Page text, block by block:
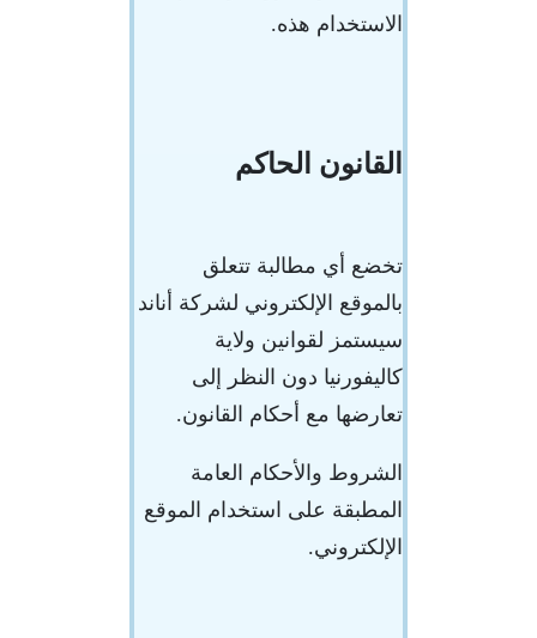
الاستخدام هذه.
القانون الحاكم
تخضع أي مطالبة تتعلق
بالموقع الإلكتروني لشركة أناند
سيستمز لقوانين ولاية
كاليفورنيا دون النظر إلى
تعارضها مع أحكام القانون.
الشروط والأحكام العامة
المطبقة على استخدام الموقع
الإلكتروني.